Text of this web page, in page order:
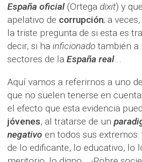
España oficial (Ortega dixit) y
apelativo de corrupción; a
la triste pregunta de si esta es
decir, si ha inficionado también a
sectores de la España real...
Aquí vamos a referirnos a uno
que no suelen tenerse en
el efecto que esta evidencia
jóvenes, al tratarse de un
negativo en todos sus
de lo edificante, lo educativo, lo